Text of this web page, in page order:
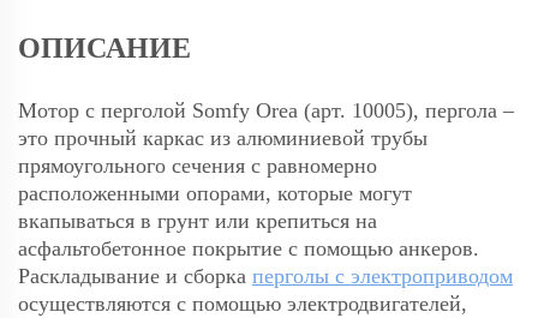
ОПИСАНИЕ
Мотор с перголой Somfy Orea (арт. 10005), пергола –
это прочный каркас из алюминиевой трубы
прямоугольного сечения с равномерно
расположенными опорами, которые могут
вкапываться в грунт или крепиться на
асфальтобетонное покрытие с помощью анкеров.
Раскладывание и сборка перголы с электроприводом
осуществляются с помощью электродвигателей,